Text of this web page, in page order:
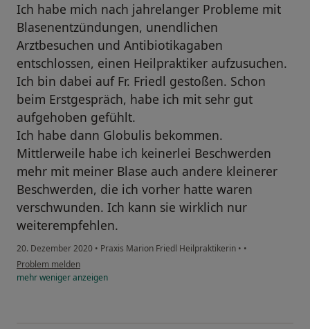
Ich habe mich nach jahrelanger Probleme mit
Blasenentzündungen, unendlichen
Arztbesuchen und Antibiotikagaben
entschlossen, einen Heilpraktiker aufzusuchen.
Ich bin dabei auf Fr. Friedl gestoßen. Schon
beim Erstgespräch, habe ich mit sehr gut
aufgehoben gefühlt.
Ich habe dann Globulis bekommen.
Mittlerweile habe ich keinerlei Beschwerden
mehr mit meiner Blase auch andere kleinerer
Beschwerden, die ich vorher hatte waren
verschwunden. Ich kann sie wirklich nur
weiterempfehlen.
20. Dezember 2020 • Praxis Marion Friedl Heilpraktikerin • •
Problem melden
mehrwenigeranzeigen